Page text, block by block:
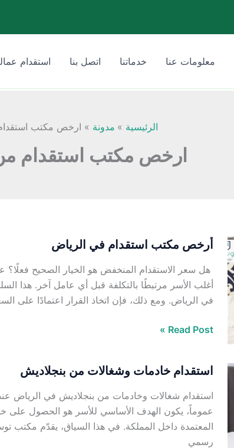
معلومات عنا خدماتنا اتصل بنا استقدام
الرئيسية مدونة ارخص مكتب
ارخص مكتب استقدام
أرخص مكتب استقدام في الرياض
هل سعر الاستقدام المنخفض هو الخيار الصحيح
أغلب الأسر مرتبطًا بالتكلفة قبل أي عامل آخر. هذا
في الرياض. ومع ذلك، فإن اتخاذ القرار اعتمادًا على
أرخص
استقدام
في
الرياض
Read Post »
استقدام خادمات وشغالات من بنجلاديش
استقدام شغالات وخادمات من بنجلاديش في الرياض
عموماً، يكون الهدف الأساسي للأسر هو الحصول على
المعتمدة داخل المملكة. في هذا السياق، يقدّم مكتب
رسمي
استقدام
وشغالات
من
بنجلاديش